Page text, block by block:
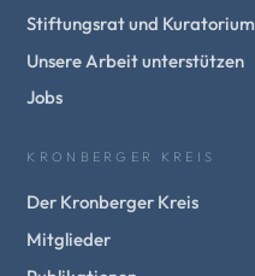
Stiftungsrat und Kuratorium
Unsere Arbeit unterstützen
Jobs
KRONBERGER KREIS
Der Kronberger Kreis
Mitglieder